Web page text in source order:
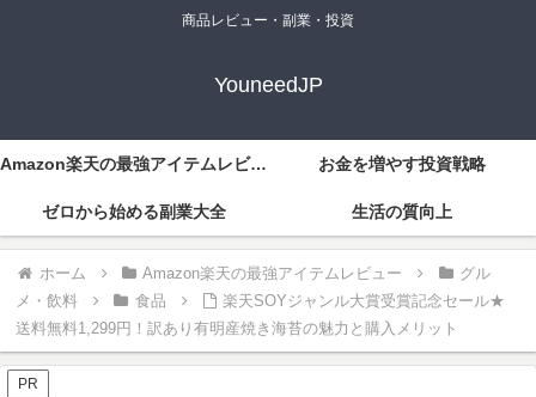
商品レビュー・副業・投資
YouneedJP
Amazon楽天の最強アイテムレビュー お金を増やす投資戦略
ゼロから始める副業大全 生活の質向上
ホーム Amazon楽天の最強アイテムレビュー
グル
メ・飲料
食品
楽天SOYジャンル大賞受賞記念セール★
送料無料1,299円！訳あり有明産焼き海苔の魅力と購入メリット
PR